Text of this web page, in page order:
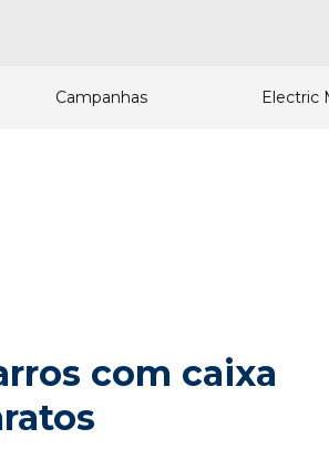
Campanhas Electric
com caixa